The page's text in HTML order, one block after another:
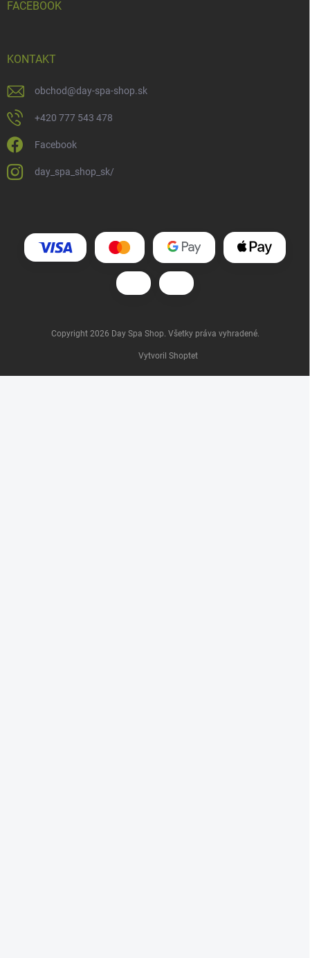
FACEBOOK
KONTAKT
obchod@day-spa-shop.sk
+420 777 543 478
Facebook
day_spa_shop_sk/
Vytvoril Shoptet
Copyright 2026 Day Spa Shop. Všetky práva vyhradené.